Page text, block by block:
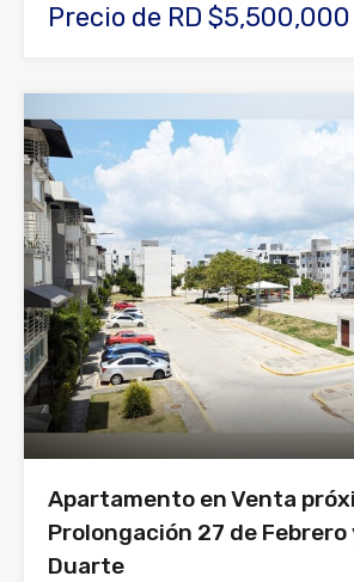
Precio de RD $5,500,000
Apartamento en Venta
Prolongación 27 de
Duarte